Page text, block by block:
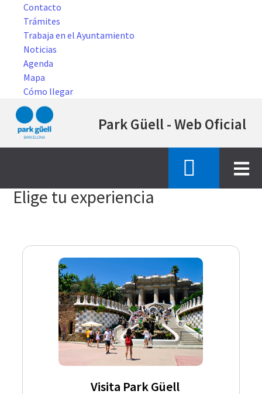
Contacto
Trámites
Trabaja en el Ayuntamiento
Noticias
Agenda
Mapa
Cómo llegar
al
principal
Park Güell - Web Oficial
Elige tu experiencia
Visita Park Güell